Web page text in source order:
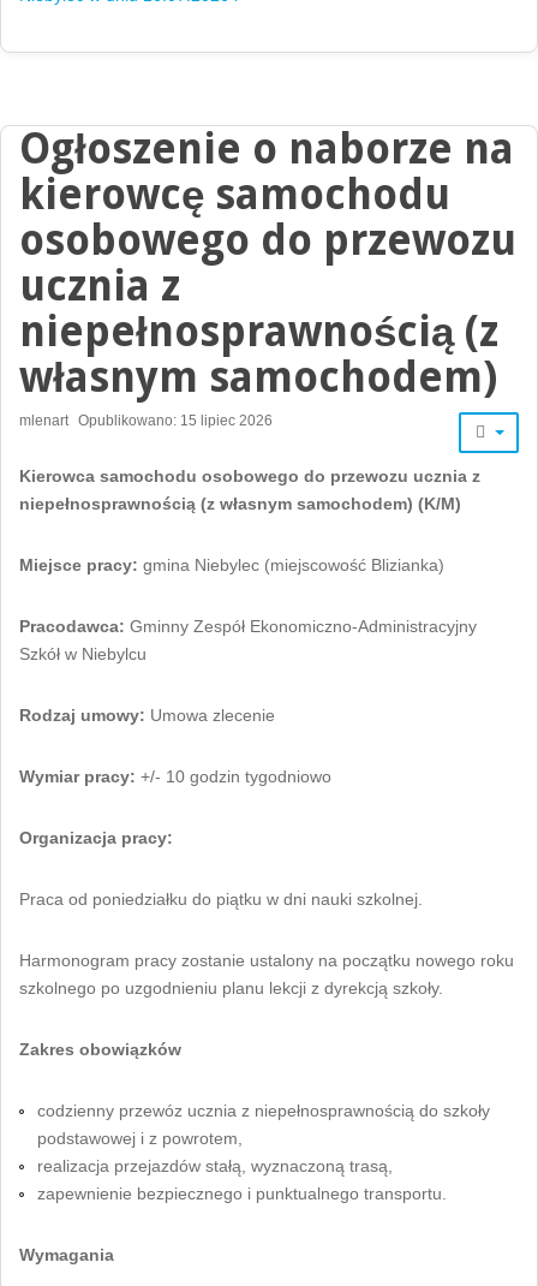
Ogłoszenie o naborze na
kierowcę samochodu
osobowego do przewozu
ucznia z
niepełnosprawnością (z
własnym samochodem)
mlenart Opublikowano: 15 lipiec 2026
Kierowca samochodu osobowego do przewozu ucznia z
niepełnosprawnością (z własnym samochodem) (K/M)
Miejsce pracy: gmina Niebylec (miejscowość Blizianka)
Pracodawca: Gminny Zespół Ekonomiczno-Administracyjny
Szkół w Niebylcu
Rodzaj umowy: Umowa zlecenie
Wymiar pracy: +/- 10 godzin tygodniowo
Organizacja pracy:
Praca od poniedziałku do piątku w dni nauki szkolnej.
Harmonogram pracy zostanie ustalony na początku nowego roku
szkolnego po uzgodnieniu planu lekcji z dyrekcją szkoły.
Zakres obowiązków
codzienny przewóz ucznia z niepełnosprawnością do szkoły
podstawowej i z powrotem,
realizacja przejazdów stałą, wyznaczoną trasą,
zapewnienie bezpiecznego i punktualnego transportu.
Wymagania